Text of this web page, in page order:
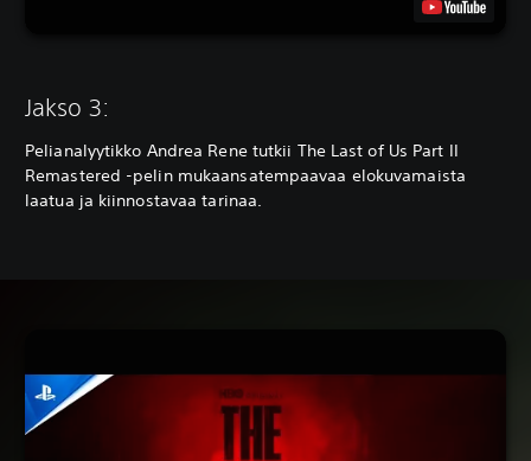
Jakso 3:
Pelianalyytikko Andrea Rene tutkii The Last of Us Part II
Remastered -pelin mukaansatempaavaa elokuvamaista
laatua ja kiinnostavaa tarinaa.